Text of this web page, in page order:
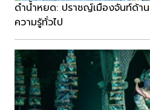
ดำน้ำหยด: ปราชญ์เมืองจันท์ด้า
ความรู้ทั่วไป